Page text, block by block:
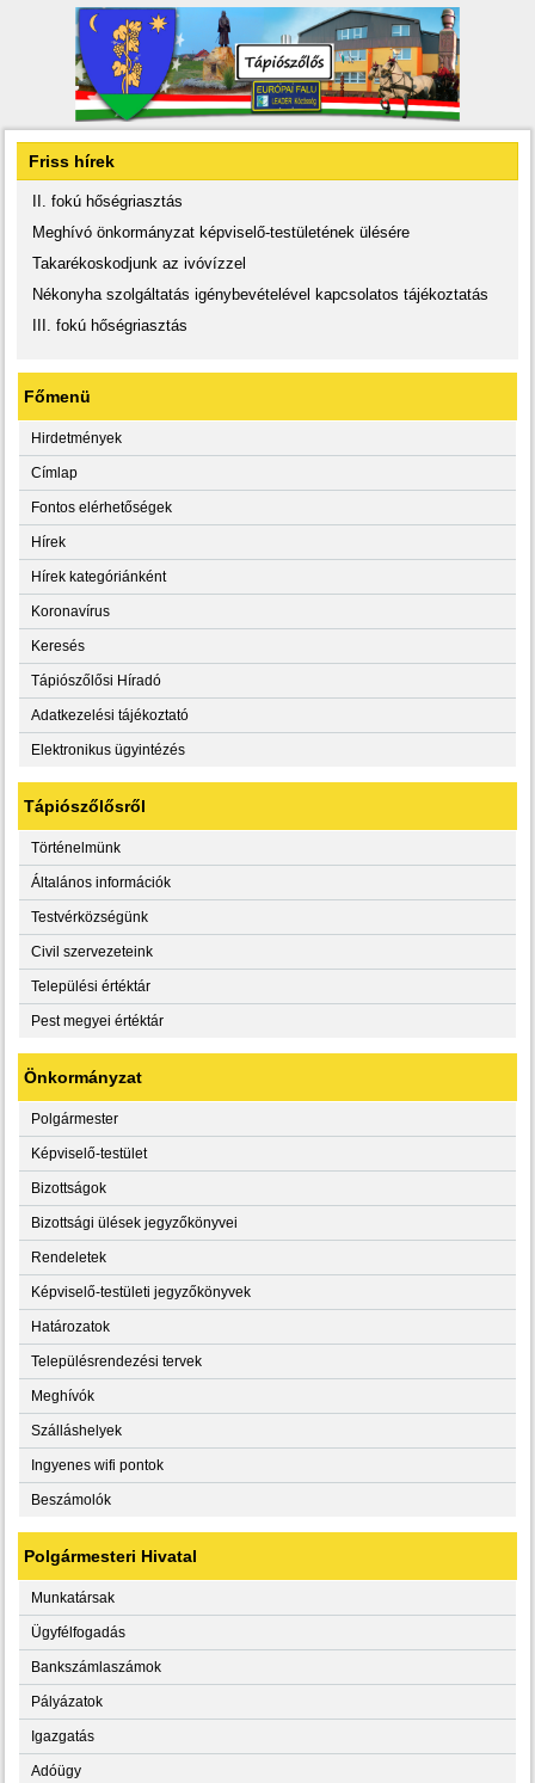
Friss hírek
II. fokú hőségriasztás
Meghívó önkormányzat képviselő-testületének ülésére
Takarékoskodjunk az ivóvízzel
Nékonyha szolgáltatás igénybevételével kapcsolatos tájékoztatás
III. fokú hőségriasztás
Főmenü
Hirdetmények
Címlap
Fontos elérhetőségek
Hírek
Hírek kategóriánként
Koronavírus
Keresés
Tápiószőlősi Híradó
Adatkezelési tájékoztató
Elektronikus ügyintézés
Tápiószőlősről
Történelmünk
Általános információk
Testvérközségünk
Civil szervezeteink
Települési értéktár
Pest megyei értéktár
Önkormányzat
Polgármester
Képviselő-testület
Bizottságok
Bizottsági ülések jegyzőkönyvei
Rendeletek
Képviselő-testületi jegyzőkönyvek
Határozatok
Településrendezési tervek
Meghívók
Szálláshelyek
Ingyenes wifi pontok
Beszámolók
Polgármesteri Hivatal
Munkatársak
Ügyfélfogadás
Bankszámlaszámok
Pályázatok
Igazgatás
Adóügy